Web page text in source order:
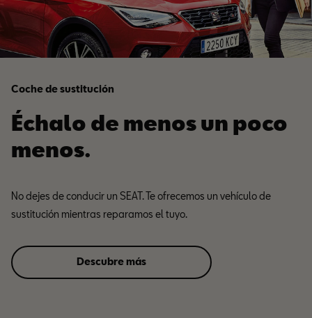
Coche de sustitución
Échalo de menos un poco
menos.
No dejes de conducir un SEAT. Te ofrecemos un vehículo de
sustitución mientras reparamos el tuyo.
Descubre más